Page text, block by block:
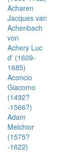
Acharen
Jacques van
Achenbach
von
Achery Luc
d' (1609-
1685)
Aconcio
Giacomo
(1492?
-1566?)
Adam
Melchior
(1575?
-1622)